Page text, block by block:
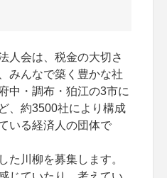
人会は、税金の大切さ
みんなで築く豊かな社
中・調布・狛江の3市に
、約3500社により構成
いる経済人の団体で
た川柳を募集します。